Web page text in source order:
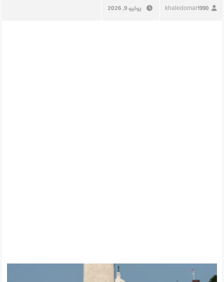
khaledomar1990 يوليو 9, 2026